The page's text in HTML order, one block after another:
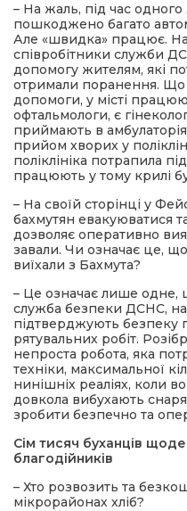
– На жаль, під час одного
пошкоджено багато
Але «швидка» працює.
співробітники служби
допомогу жителям, які
отримали поранення. Що
допомоги, у місті
офтальмологи, є
приймають в
прийом хворих у
поліклініка потрапила
працюють у тому крилі
– На своїй сторінці у
бахмутян евакуюватися
дозволяє оперативно
завали. Чи означає це,
виїхали з Бахмута?
– Це означає лише одне,
служба безпеки ДСНС,
підтверджують
рятувальних робіт.
непроста робота, яка
техніки, максимальної
нинішніх реаліях, коли
довкола вибухають
зробити безпечно та
Сім тисяч буханців
благодійників
– Хто розвозить та
мікрорайонах хліб?